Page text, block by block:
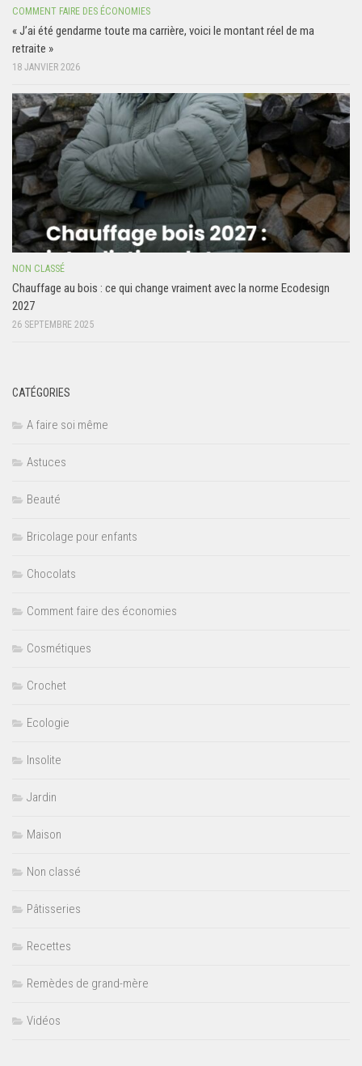
COMMENT FAIRE DES ÉCONOMIES
« J’ai été gendarme toute ma carrière, voici le montant réel de ma
retraite »
18 JANVIER 2026
NON CLASSÉ
Chauffage au bois : ce qui change vraiment avec la norme Ecodesign
2027
26 SEPTEMBRE 2025
CATÉGORIES
A faire soi même
Astuces
Beauté
Bricolage pour enfants
Chocolats
Comment faire des économies
Cosmétiques
Crochet
Ecologie
Insolite
Jardin
Maison
Non classé
Pâtisseries
Recettes
Remèdes de grand-mère
Vidéos